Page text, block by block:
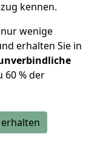
kennen.
wenige
erhalten Sie in
60 % der